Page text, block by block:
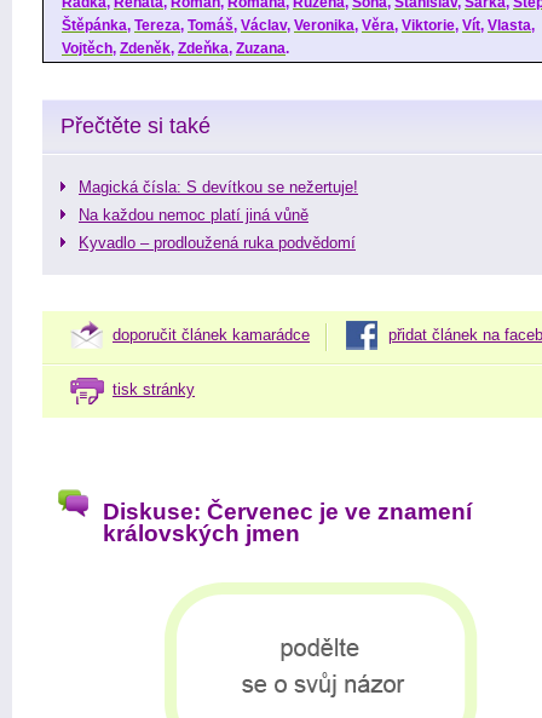
Štěpánka, Tereza, Tomáš, Václav, Veronika, Věra, Viktorie, Vít, Vlasta,
Vojtěch, Zdeněk, Zdeňka, Zuzana.
Přečtěte si také
Magická čísla: S devítkou se nežertuje!
Na každou nemoc platí jiná vůně
Kyvadlo – prodloužená ruka podvědomí
doporučit článek kamarádce přidat článek na
tisk stránky
Diskuse: Červenec je ve znamení
královských jmen